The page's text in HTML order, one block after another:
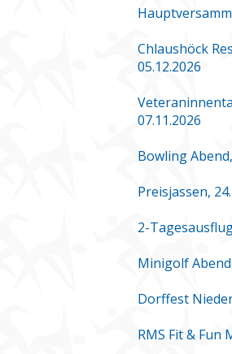
Chlaushöck
05.12.2026
07.11.2026
Bowling
Preisjassen,
2-
Minigolf
Dorffest
RMS Fit & Fun